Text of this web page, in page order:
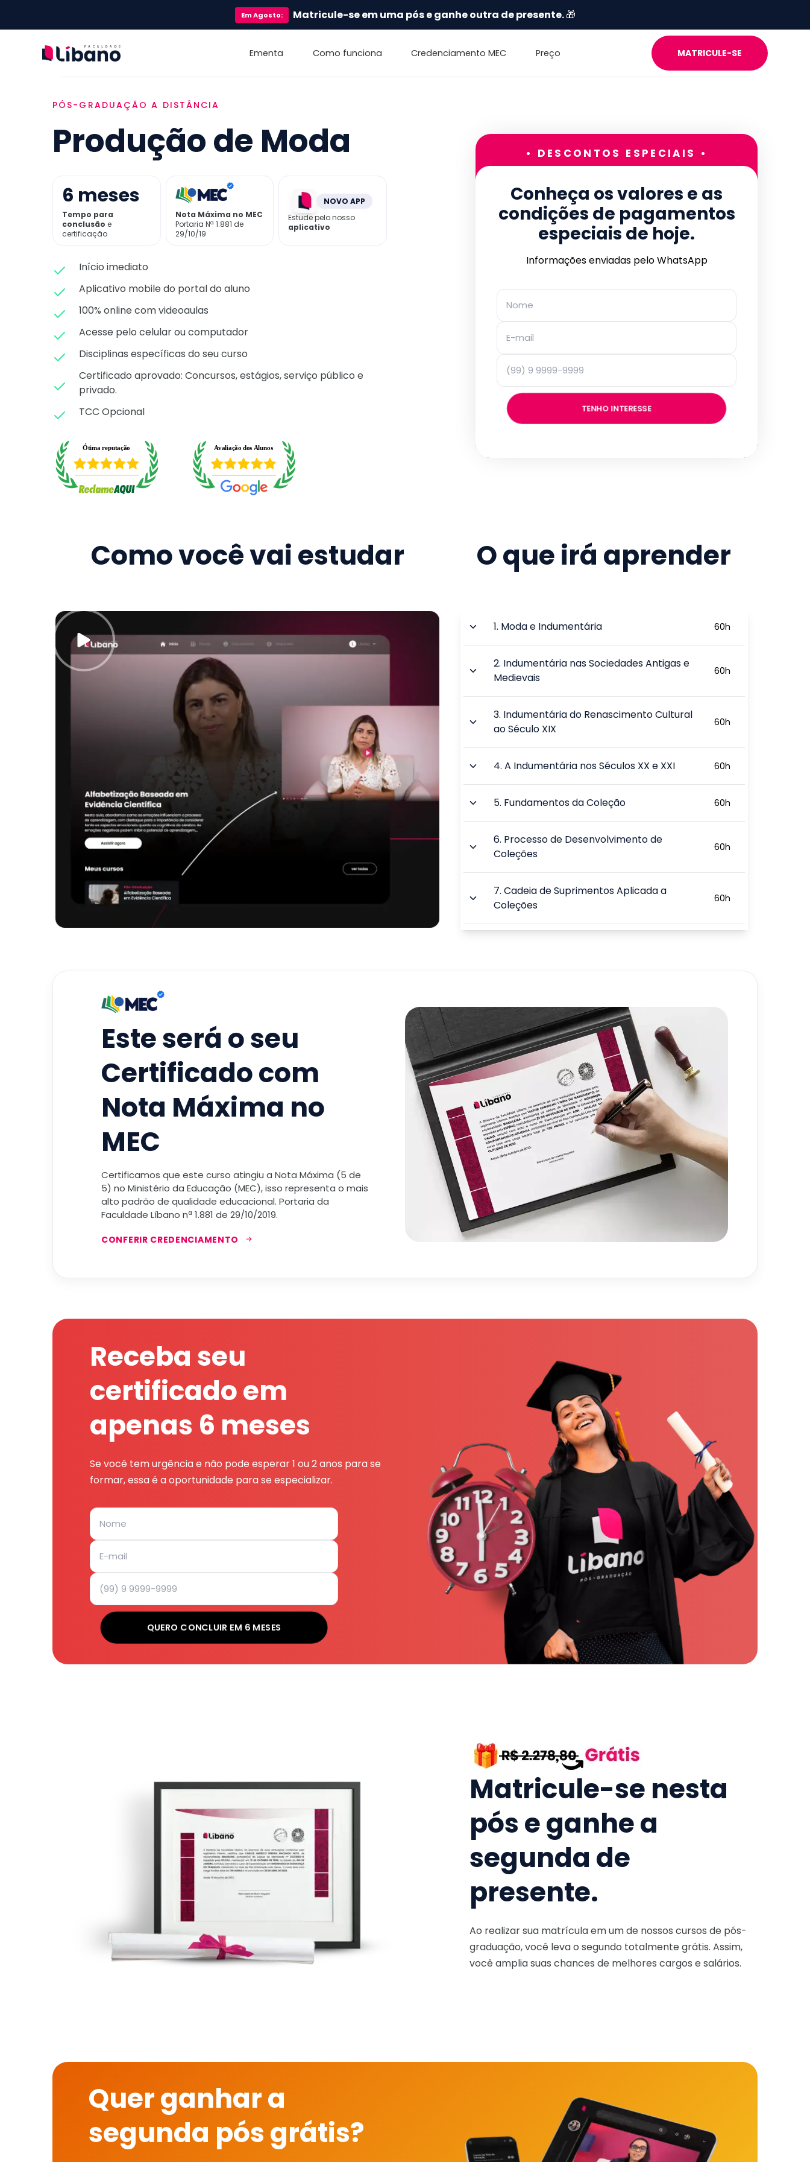
EmAgosto: Matricule-se em uma pós e ganhe outra de presente.🎁
Ementa Como funciona Credenciamento MEC Preço MATRICULE-SE
PÓS-GRADUAÇÃO A DISTÂNCIA
Produção de Moda
6 meses
Tempo para
conclusão e
certificação
Nota Máxima no MEC
Portaria Nª 1.881 de
29/10/19
NOVO APP
Estude pelo nosso
aplicativo
Início imediato
Aplicativo mobile do portal do aluno
100% online com videoaulas
Acesse pelo celular ou computador
Disciplinas específicas do seu curso
Certificado aprovado: Concursos, estágios, serviço público e
privado.
TCC Opcional
• DESCONTOS ESPECIAIS •
Conheça os valores e as
condições de pagamentos
especiais de hoje.
Informações enviadas pelo WhatsApp
TENHO INTERESSE
Como você vai estudar O que irá aprender
1. Moda e Indumentária 60h
2. Indumentária nas Sociedades Antigas e
Medievais
60h
3. Indumentária do Renascimento Cultural
ao Século XIX
60h
4.A Indumentária nos Séculos XX e XXI 60h
5. Fundamentos da Coleção 60h
6. Processo de Desenvolvimento de
Coleções
60h
7.Cadeia de Suprimentos Aplicada a
Coleções
60h
O Profissional da Moda e Suas Áreas de
Atuação
11. A Invenção da Moda no Brasil
12.A Moda e a Cadeia Produtiva
TOTAL: 720
Este será o seu
Certificado com
Nota Máxima no
MEC
Certificamos que este curso atingiu a Nota Máxima (5 de
5) no Ministério da Educação (MEC), isso representa o mais
alto padrão de qualidade educacional. Portaria da
Faculdade Líbano nª 1.881 de 29/10/2019.
CONFERIR CREDENCIAMENTO
Receba seu
certificado em
apenas 6 meses
Se você tem urgência e não pode esperar 1 ou 2 anos para se
formar, essa é a oportunidade para se especializar.
QUERO CONCLUIR EM 6 MESES
Matricule-se nesta
pós e ganhe a
segunda de
presente.
Ao realizar sua matrícula em um de nossos cursos de pós-
graduação, você leva o segundo totalmente grátis. Assim,
você amplia suas chances de melhores cargos e salários.
Quer ganhar a
segunda pós grátis?